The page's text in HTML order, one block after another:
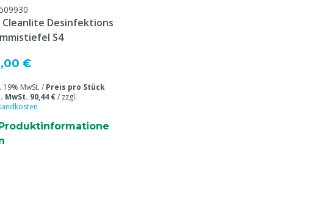
Cleanlite Desinfektions
S4
€
19% MwSt. / Preis pro Stück
MwSt. 90,44 €/ zzgl.